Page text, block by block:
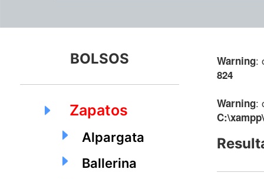
BOLSOS
Zapatos
Alpargata
Ballerina
Warning:
824
Warning: